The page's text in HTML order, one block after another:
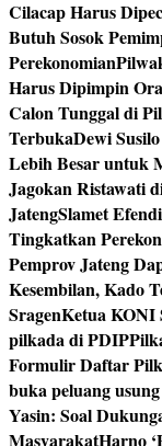
Cilacap Harus
Butuh Sosok
Perekonomian
Harus Dipimpin
Calon Tunggal di
TerbukaDewi
Lebih Besar untuk
Jagokan Ristawati
JatengSlamet
Tingkatkan
Pemprov Jateng
Kesembilan, Kado
SragenKetua KONI
pilkada di PDIP
Formulir Daftar
buka peluang
Yasin: Soal
MasyarakatHarno